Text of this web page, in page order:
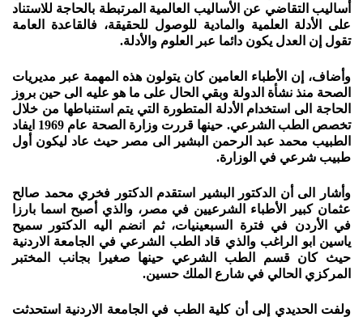
أساليب التقاضي عن الأساليب العالمية المرتبطة بالحاجة للاستناد
على الأدلة العلمية والمادية للوصول للحقيقة، فالقاعدة العامة
تقول إن العدل يكون دائما عبر العلوم والأدلة.
وأضاف، إن الأطباء العامين كان يتولون هذه المهمة عبر مديريات
الصحة منذ نشأة الدولة وبقي الحال على ما هو عليه الى حين بروز
الحاجة الى استخدام الأدلة المتطورة التي يتم استنباطها من خلال
تخصص الطب الشرعي. حينها قررت وزارة الصحة عام 1969 ايفاد
الطبيب محمد عبد الرحمن البشير الى مصر حيث عاد ليكون أول
طبيب شرعي في الوزارة.
وأشار الى أن الدكتور البشير استقدم الدكتور فخري محمد صالح
عثمان كبير الأطباء الشرعيين في مصر، والذي أصبح اسما بارزا
في الأردن في فترة السبعينيات، ثم انضم اليه الدكتور سميح
ياسين ابو الراغب والذي قاد الطب الشرعي في الجامعة الاردنية
حيث كان قسم الطب الشرعي حينها صغيرا بجانب المختبر
المركزي الحالي في شارع الملك حسين.
ولفت الحديدي إلى أن كلية الطب في الجامعة الاردنية استحدثت